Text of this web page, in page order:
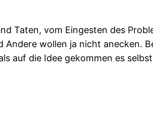
Taten, vom Eingesten des
wollen ja nicht anecken.
auf die Idee gekommen es